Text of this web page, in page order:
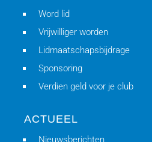
Word lid
Vrijwilliger worden
Lidmaatschapsbijdrage
Sponsoring
Verdien geld voor je club
ACTUEEL
Nieuwsberichten